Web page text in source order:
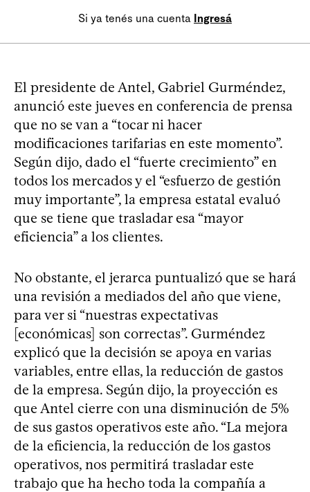
Si ya tenés una cuenta Ingresá
El presidente de Antel, Gabriel Gurméndez,
anunció este jueves en conferencia de prensa
que no se van a “tocar ni hacer
modificaciones tarifarias en este momento”.
Según dijo, dado el “fuerte crecimiento” en
todos los mercados y el “esfuerzo de gestión
muy importante”, la empresa estatal evaluó
que se tiene que trasladar esa “mayor
eficiencia” a los clientes.
No obstante, el jerarca puntualizó que se hará
una revisión a mediados del año que viene,
para ver si “nuestras expectativas
[económicas] son correctas”. Gurméndez
explicó que la decisión se apoya en varias
variables, entre ellas, la reducción de gastos
de la empresa. Según dijo, la proyección es
que Antel cierre con una disminución de 5%
de sus gastos operativos este año. “La mejora
de la eficiencia, la reducción de los gastos
operativos, nos permitirá trasladar este
trabajo que ha hecho toda la compañía a